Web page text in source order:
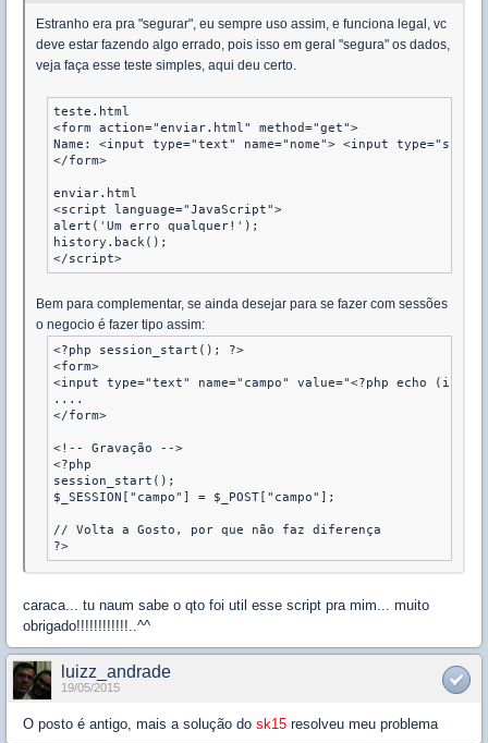
Estranho era pra "segurar", eu sempre uso assim, e funciona legal, vc
deve estar fazendo algo errado, pois isso em geral "segura" os dados,
veja faça esse teste simples, aqui deu certo.
teste.html
<form action="enviar.html" method="get">
Name: <input type="text" name="nome"> <input
</form>
enviar.html
<script language="JavaScript">
alert('Um erro qualquer!');
history.back();
</script>
Bem para complementar, se ainda desejar para se fazer com sessões
o negocio é fazer tipo assim:
<?php session_start(); ?>
<form>
<input type="text" name="campo" value="<?php echo
....
</form>
<!-- Gravação -->
<?php
session_start();
$_SESSION["campo"] = $_POST["campo"];
// Volta a Gosto, por que não faz diferença
?>
caraca... tu naum sabe o qto foi util esse script pra mim... muito
obrigado!!!!!!!!!!!!..^^
luizz_andrade
19/05/2015
O posto é antigo, mais a solução do sk15 resolveu meu problema